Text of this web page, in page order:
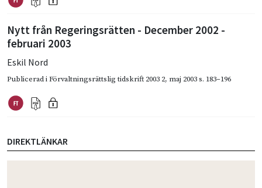
Nytt från Regeringsrätten - December 2002 -
februari 2003
Eskil Nord
Publicerad iFörvaltningsrättslig tidskrift 2003 2, maj 2003s. 183–196
DIREKTLÄNKAR